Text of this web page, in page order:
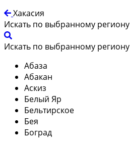
Хакасия
Искать по выбранному региону
Искать по выбранному региону
Абаза
Абакан
Аскиз
Белый Яр
Бельтирское
Бея
Боград